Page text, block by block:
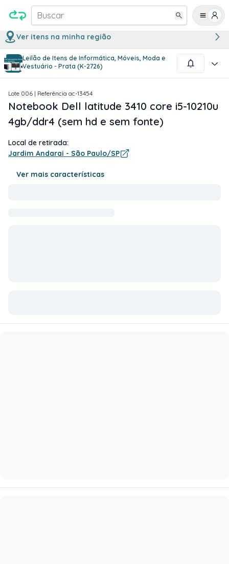
Buscar
Ver itens na minha região
Leilão de Itens de Informática, Móveis, Moda e
Vestuário - Prata (K-2726)
1/1
Lote 006 | Referência ac-13454
Notebook Dell latitude 3410 core i5-10210u
4gb/ddr4 (sem hd e sem fonte)
Local de retirada:
Jardim Andarai - São Paulo/SP
Ver mais características